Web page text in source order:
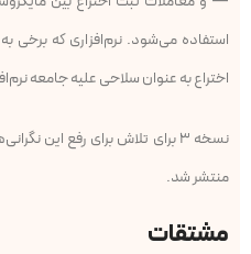
استفاده می‌شود. نرم‌افزاری که برخی
اختراع به عنوان سلاحی علیه جامعه
منتشر شد.
مشتقات